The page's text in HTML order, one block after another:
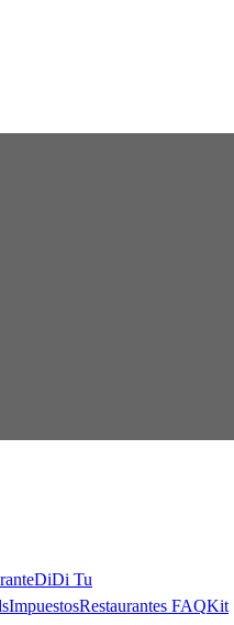
DiDi Tu
ImpuestosRestaurantes FAQKit